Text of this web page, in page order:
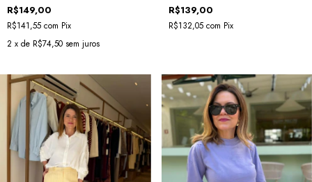
R$149,00
R$141,55 com Pix
2 x de R$74,50 sem juros
R$139,00
R$132,05 com Pix